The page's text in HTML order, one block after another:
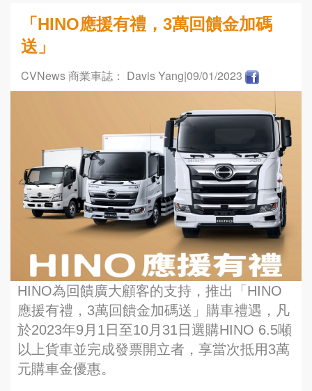
「HINO應援有禮，3萬回饋金加碼
送」
CVNews 商業車誌： Davis Yang|09/01/2023
HINO為回饋廣大顧客的支持，推出「HINO
應援有禮，3萬回饋金加碼送」購車禮遇，凡
於2023年9月1日至10月31日選購HINO 6.5噸
以上貨車並完成發票開立者，享當次抵用3萬
元購車金優惠。